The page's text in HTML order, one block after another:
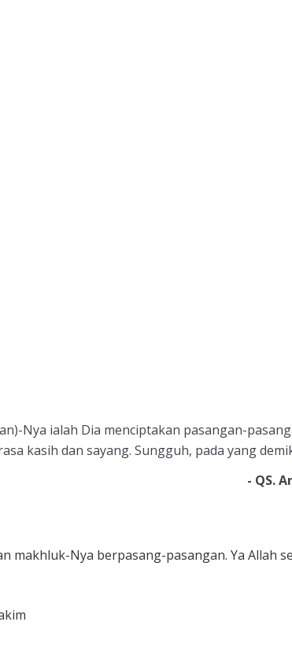
Nya ialah Dia menciptakan pasangan-
kasih dan sayang. Sungguh, pada yang
- QS.
makhluk-Nya berpasang-pasangan. Ya